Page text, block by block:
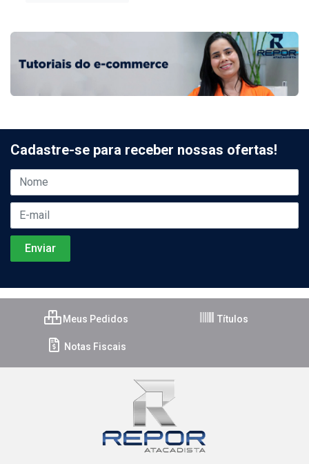
Cadastre-se para receber nossas ofertas!
Meus Pedidos Títulos
Notas Fiscais